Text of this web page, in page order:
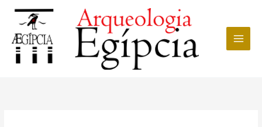
conteúdo